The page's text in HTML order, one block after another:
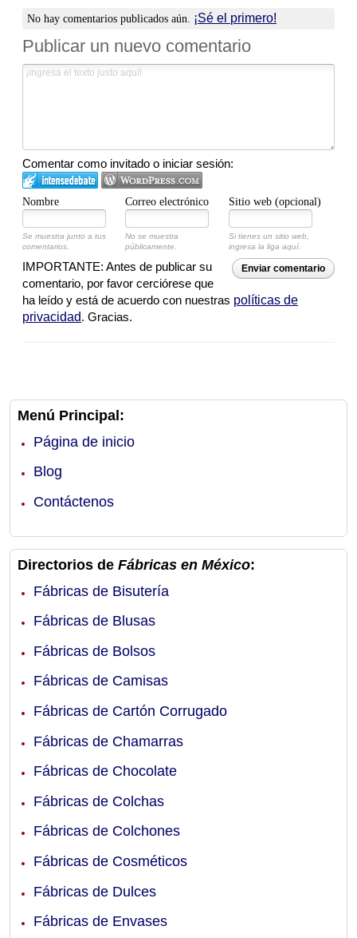
No hay comentarios publicados aún. ¡Sé el primero!
Publicar un nuevo comentario
Comentar como invitado o iniciar sesión:
Nombre Correo electrónico Sitio web (opcional)
Se muestra junto a tus
comentarios.
No se muestra
públicamente.
Si tienes un sitio web,
ingresa la liga aquí.
Enviar comentario
IMPORTANTE: Antes de publicar su
comentario, por favor cerciórese que
ha leído y está de acuerdo con nuestras políticas de
privacidad. Gracias.
Menú Principal:
Página de inicio
Blog
Contáctenos
Directorios de Fábricas en México:
Fábricas de Bisutería
Fábricas de Blusas
Fábricas de Bolsos
Fábricas de Camisas
Fábricas de Cartón Corrugado
Fábricas de Chamarras
Fábricas de Chocolate
Fábricas de Colchas
Fábricas de Colchones
Fábricas de Cosméticos
Fábricas de Dulces
Fábricas de Envases